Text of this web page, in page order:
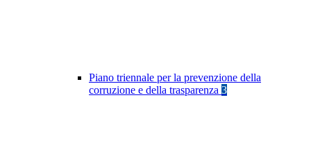
Piano triennale per la prevenzione della
corruzione e della trasparenza 3